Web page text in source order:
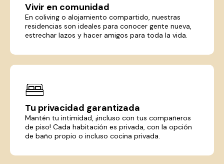
Vivir en comunidad
En coliving o alojamiento compartido, nuestras
residencias son ideales para conocer gente nueva,
estrechar lazos y hacer amigos para toda la vida.
Tu privacidad garantizada
Mantén tu intimidad, ¡incluso con tus compañeros
de piso! Cada habitación es privada, con la opción
de baño propio o incluso cocina privada.